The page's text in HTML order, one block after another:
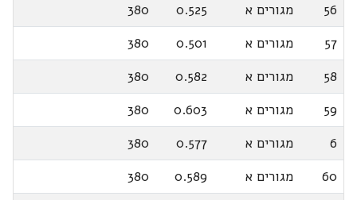
56
מגורים א 0.525
380
57
מגורים א 0.501
380
58
מגורים א 0.582
380
59
מגורים א 0.603
380
6
מגורים א 0.577
380
60
מגורים א 0.589
380